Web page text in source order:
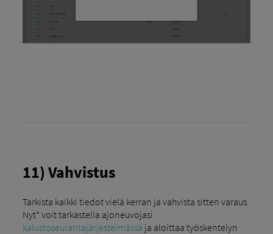
11) Vahvistus
Tarkista kaikki tiedot vielä kerran ja vahvista sitten varaus.
Nyt* voit tarkastella ajoneuvojasi
kalustoseurantajärjestelmässä ja aloittaa työskentelyn